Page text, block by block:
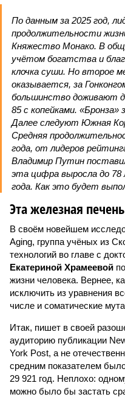
По данным за 2025 год,
продолжительности
Княжество Монако. В
учётом богатства и
клочка суши. Но второе
оказывается, за
большинство доживают
85 с копейками.
Далее следуют Южная
Средняя
года, от лидеров
Владимир Путин
эта цифра выросла до 78
года. Как это будет
Эта железная печень
В своём новейшем
Aging, группа учёных из
технологий во главе с
Екатериной Храмеевой
жизни человека. Вернее,
исключить из уравнения
числе и соматические
Итак, пишет в своей
аудиторию публикации
York Post, а не
средним показателем
29 921 год. Неплохо:
можно было бы застать